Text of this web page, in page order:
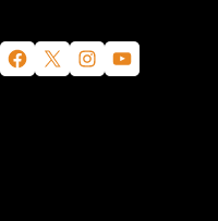
Facebook X Instagram YouTube